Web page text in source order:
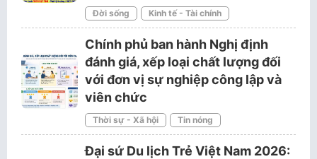
Đời sống Kinh tế - Tài chính
Chính phủ ban hành Nghị định
đánh giá, xếp loại chất lượng đối
với đơn vị sự nghiệp công lập và
viên chức
Thời sự - Xã hội Tin nóng
Đại sứ Du lịch Trẻ Việt Nam 2026: